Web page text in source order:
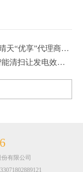
上一篇 :抢赛道 赢先机 赚优享丨广东晴天“优享”代理商招商会及培训会持续召开
下一篇 :光伏电站"焕新神器"上线！智能清扫让发电效率有效提升
有限公司